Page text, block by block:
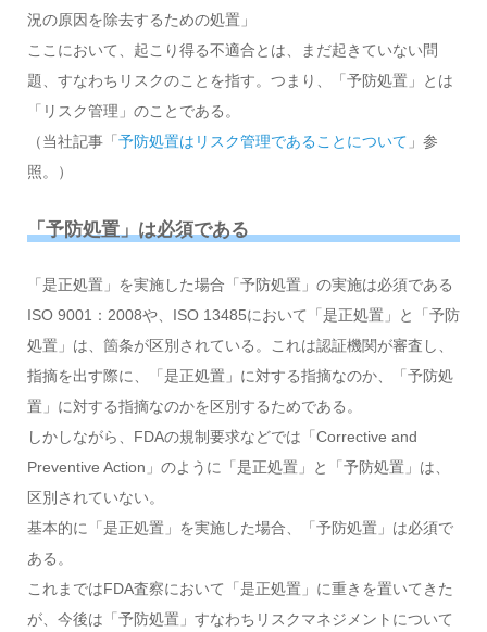
況の原因を除去するための処置」
ここにおいて、起こり得る不適合とは、まだ起きていない問
題、すなわちリスクのことを指す。つまり、「予防処置」とは
「リスク管理」のことである。
（当社記事「 予防処置はリスク管理であることについて 」参
照。）
「予防処置」は必須である
「是正処置」を実施した場合「予防処置」の実施は必須である
ISO 9001：2008や、ISO 13485において「是正処置」と「予防
処置」は、箇条が区別されている。これは認証機関が審査し、
指摘を出す際に、「是正処置」に対する指摘なのか、「予防処
置」に対する指摘なのかを区別するためである。
しかしながら、FDAの規制要求などでは「Corrective and
Preventive Action」のように「是正処置」と「予防処置」は、
区別されていない。
基本的に「是正処置」を実施した場合、「予防処置」は必須で
ある。
これまではFDA査察において「是正処置」に重きを置いてきた
が、今後は「予防処置」すなわちリスクマネジメントについて